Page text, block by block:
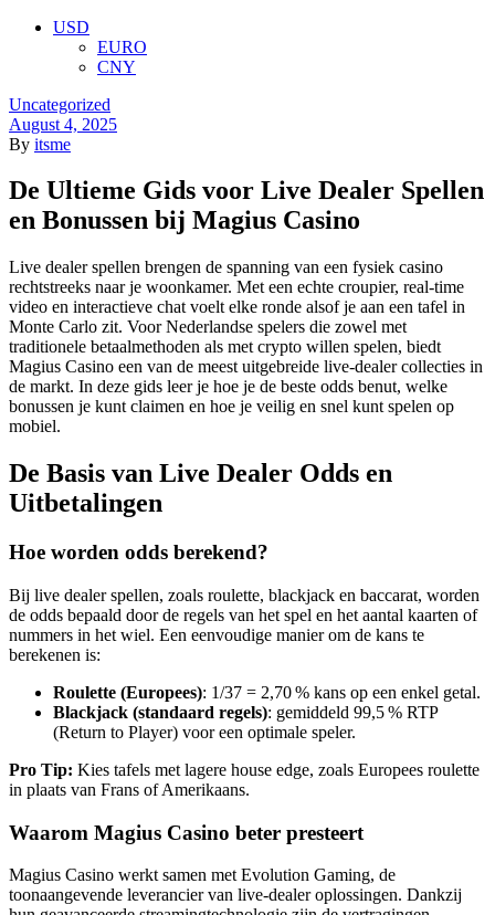
Menu
USD
EURO
CNY
Categories
Uncategorized
August 4, 2025
By itsme
De Ultieme Gids voor Live Dealer Spellen
en Bonussen bij Magius Casino
Live dealer spellen brengen de spanning van een fysiek casino
rechtstreeks naar je woonkamer. Met een echte croupier, real‑time
video en interactieve chat voelt elke ronde alsof je aan een tafel in
Monte Carlo zit. Voor Nederlandse spelers die zowel met
traditionele betaalmethoden als met crypto willen spelen, biedt
Magius Casino een van de meest uitgebreide live‑dealer collecties in
de markt. In deze gids leer je hoe je de beste odds benut, welke
bonussen je kunt claimen en hoe je veilig en snel kunt spelen op
mobiel.
De Basis van Live Dealer Odds en
Uitbetalingen
Hoe worden odds berekend?
Bij live dealer spellen, zoals roulette, blackjack en baccarat, worden
de odds bepaald door de regels van het spel en het aantal kaarten of
nummers in het wiel. Een eenvoudige manier om de kans te
berekenen is:
Roulette (Europees): 1/37 = 2,70 % kans op een enkel getal.
Blackjack (standaard regels): gemiddeld 99,5 % RTP
(Return to Player) voor een optimale speler.
Pro Tip: Kies tafels met lagere house edge, zoals Europees roulette
in plaats van Frans of Amerikaans.
Waarom Magius Casino beter presteert
Magius Casino werkt samen met Evolution Gaming, de
toonaangevende leverancier van live‑dealer oplossingen. Dankzij